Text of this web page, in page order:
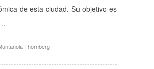
de esta ciudad. Su objetivo es
Thornberg